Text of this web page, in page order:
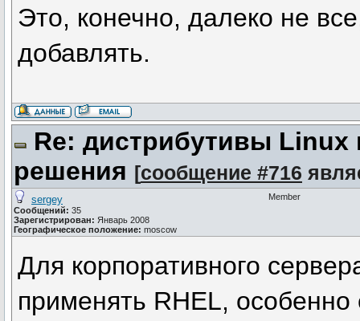
Это, конечно, далеко не
добавлять.
Re: дистрибутивы Linux
решения [сообщение #716
sergey
Сообщений: 35
Зарегистрирован: Январь 2008
Географическое положение: moscow
Member
Для корпоративного
применять RHEL,